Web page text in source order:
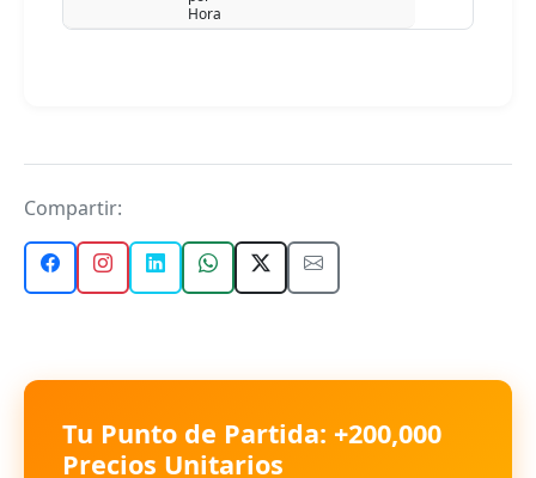
Hora
Compartir:
Tu Punto de Partida: +200,000
Precios Unitarios